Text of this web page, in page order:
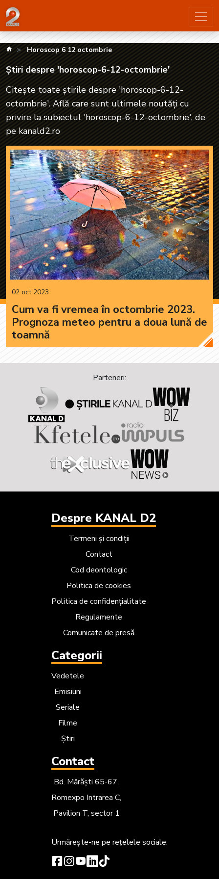
Știri despre 'horoscop-6-12-octombrie'| kanald2.ro
kanald.ro
Horoscop 6 12 octombrie
Știri despre 'horoscop-6-12-octombrie'
Citește toate știrile despre 'horoscop-6-12-
octombrie'. Află care sunt ultimele noutăți cu
privire la subiectul 'horoscop-6-12-octombrie', de
pe kanald2.ro
02 oct 2023
Cum va fi vremea în octombrie 2023.
Prognoza meteo pentru a doua lună de
toamnă
Parteneri:
Despre KANAL D2
Termeni și condiții
Contact
Cod deontologic
Politica de cookies
Politica de confidențialitate
Regulamente
Comunicate de presă
Categorii
Vedetele
Emisiuni
Seriale
Filme
Știri
Contact
Bd. Mărăști 65-67,
Romexpo Intrarea C,
Pavilion T, sector 1
Urmărește-ne pe rețelele sociale: